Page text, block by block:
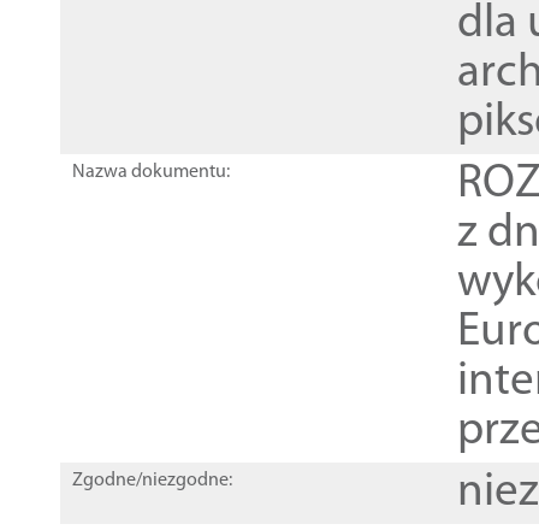
dla
Nazwa dokumentu:
z
Zgodne/niezgodne: